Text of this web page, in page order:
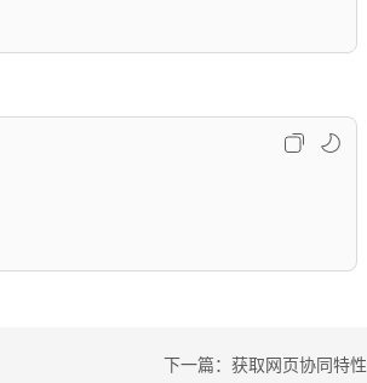
下一篇：获取网页协同特性